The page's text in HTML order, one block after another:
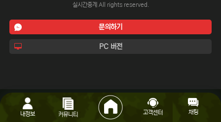
실시간중계 All rights reserved.
문의하기
PC 버전
내정보 커뮤니티 고객센터 채팅